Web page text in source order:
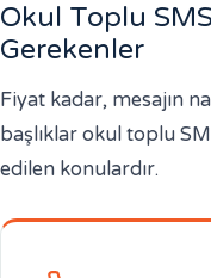
Okul Toplu
Gerekenler
Fiyat kadar, mesajın
başlıklar okul toplu
edilen konulardır.